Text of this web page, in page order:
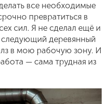
все необходимые
превратиться в
сил. Я не сделал ещё и
деревянный
в мою рабочую зону. И
— сама трудная из